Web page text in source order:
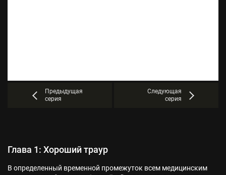
Предыдущая
серия
Следующая
серия
Глава 1: Хороший траур
В определенный временной промежуток всем медицинским